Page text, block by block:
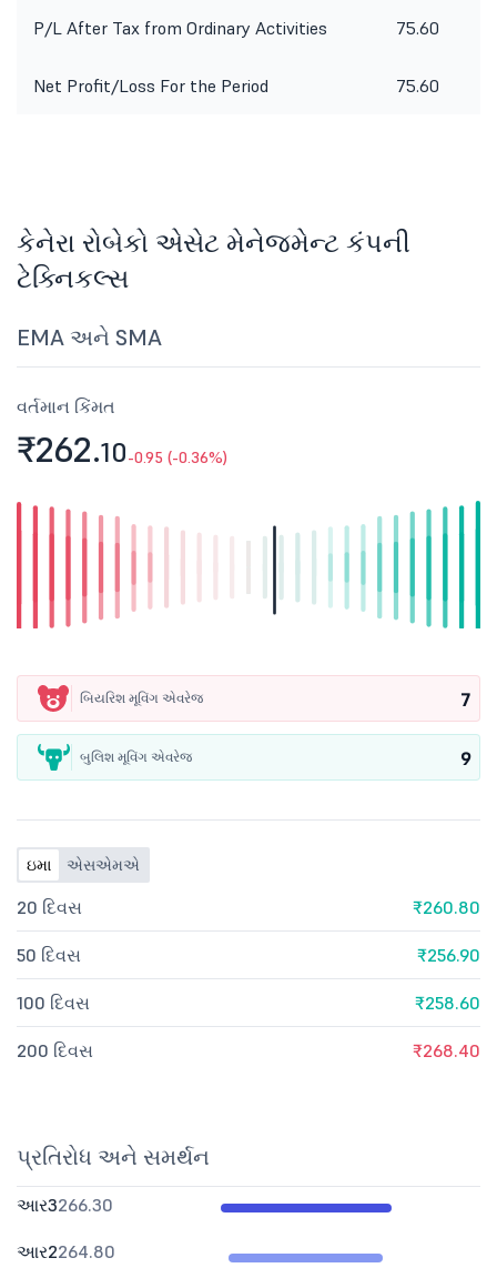
P/L After Tax from Ordinary Activities 75.60
Net Profit/Loss For the Period 75.60
કેનેરા રોબેકો એસેટ મેનેજમેન્ટ કંપની
ટેક્નિકલ્સ
EMA અને SMA
વર્તમાન કિંમત
₹262.10-0.95 (-0.36%)
બિયરિશ મૂવિંગ એવરેજ 7
બુલિશ મૂવિંગ એવરેજ 9
ઇમા એસએમએ
20 દિવસ ₹260.80
50 દિવસ ₹256.90
100 દિવસ ₹258.60
200 દિવસ ₹268.40
પ્રતિરોધ અને સમર્થન
આર3266.30
આર2264.80